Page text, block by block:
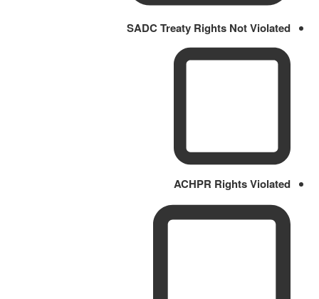
SADC Treaty Rights Not Violated
ACHPR Rights Violated